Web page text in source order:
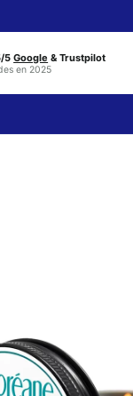
5Google & Trustpilot
en 2025